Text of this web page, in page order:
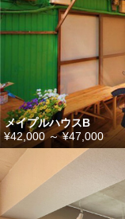
メイプルハウスB
¥42,000～¥47,000